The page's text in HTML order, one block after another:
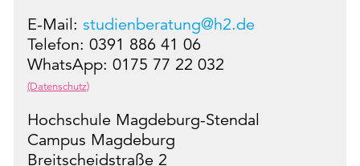
E-Mail: studienberatung@h2.de
Telefon: 0391 886 41 06
WhatsApp: 0175 77 22 032
(Datenschutz)
Hochschule Magdeburg-Stendal
Campus Magdeburg
Breitscheidstraße 2